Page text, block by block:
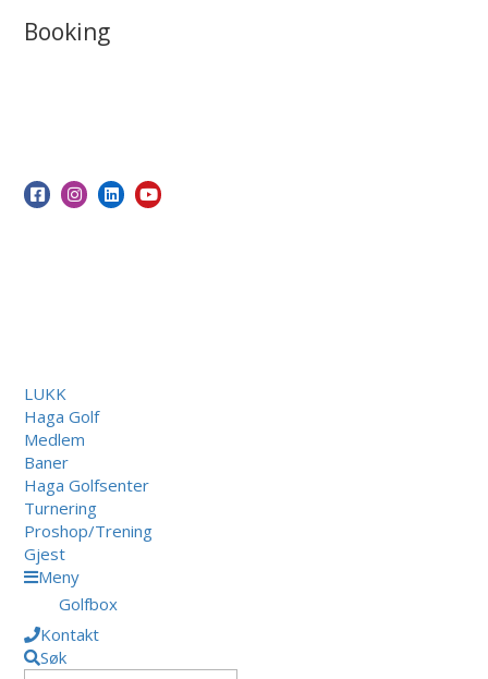
Booking
LUKK
Haga Golf
Medlem
Baner
Haga Golfsenter
Turnering
Proshop/Trening
Gjest
Meny
Golfbox
Kontakt
Søk